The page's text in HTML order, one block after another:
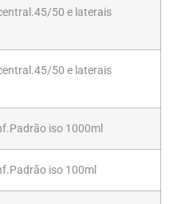
50 e laterais
50 e laterais
iso 1000ml
iso 100ml